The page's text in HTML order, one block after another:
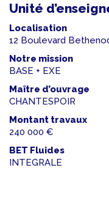
Unité
Localisation
12 Boulevard
Notre mission
BASE + EXE
Maître d’ouvrage
CHANTESPOIR
Montant travaux
240 000 €
BET Fluides
INTEGRALE